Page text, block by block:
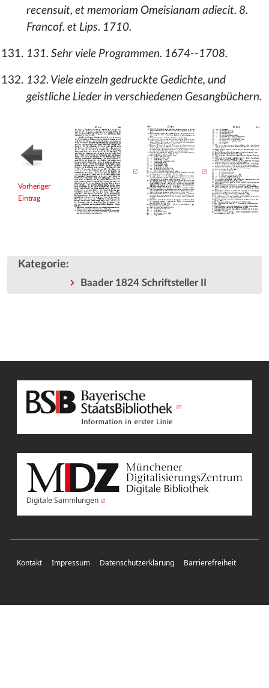
recensuit, et memoriam Omeisianam adiecit. 8.
Francof. et Lips. 1710.
131. Sehr viele Programmen. 1674--1708.
132. Viele einzeln gedruckte Gedichte, und
geistliche Lieder in verschiedenen Gesangbüchern.
Vorheriger
Eintrag
Kategorie:
Baader 1824 Schriftsteller II
Digitale Sammlungen
Kontakt Impressum Datenschutzerklärung Barrierefreiheit